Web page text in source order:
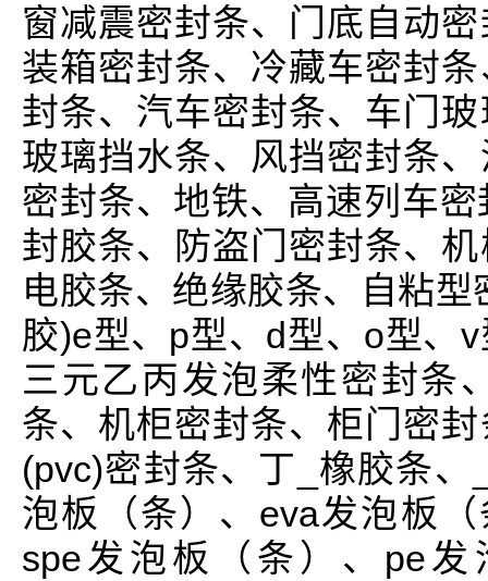
窗减震密封条、门底自动
装箱密封条、冷藏车密封
封条、汽车密封条、车门
玻璃挡水条、风挡密封条
密封条、地铁、高速列车
封胶条、防盗门密封条、
电胶条、绝缘胶条、自粘
胶)e型、p型、d型、o型、
三元乙丙发泡柔性密封条
条、机柜密封条、柜门密
(pvc)密封条、丁_橡胶条
泡板（条）、eva发泡板
spe发泡板（条）、pe